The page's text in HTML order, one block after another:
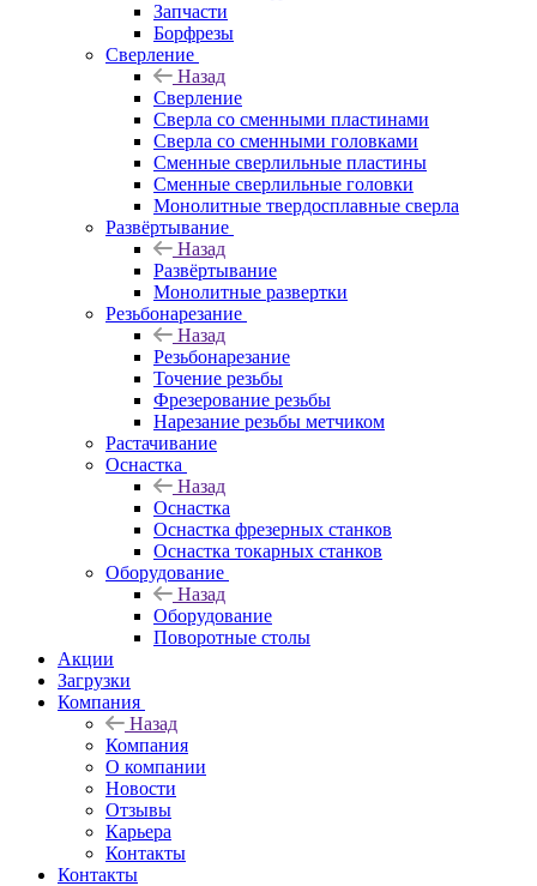
Запчасти
Борфрезы
Сверление
Назад
Сверление
Сверла со сменными пластинами
Сверла со сменными головками
Сменные сверлильные пластины
Сменные сверлильные головки
Монолитные твердосплавные сверла
Развёртывание
Назад
Развёртывание
Монолитные развертки
Резьбонарезание
Назад
Резьбонарезание
Точение резьбы
Фрезерование резьбы
Нарезание резьбы метчиком
Растачивание
Оснастка
Назад
Оснастка
Оснастка фрезерных станков
Оснастка токарных станков
Оборудование
Назад
Оборудование
Поворотные столы
Акции
Загрузки
Компания
Назад
Компания
О компании
Новости
Отзывы
Карьера
Контакты
Контакты